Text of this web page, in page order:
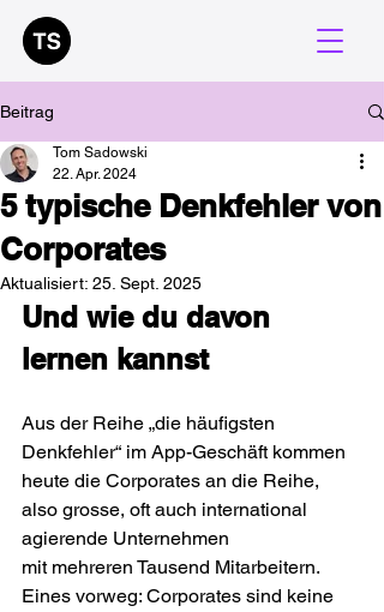
Beitrag
5 typische Denkfehler von
Corporates
Tom Sadowski
22. Apr. 2024
Aktualisiert: 25. Sept. 2025
Und wie du davon
lernen kannst
Aus der Reihe „die häufigsten
Denkfehler“ im App-Geschäft kommen
heute die Corporates an die Reihe,
also grosse, oft auch international
agierende Unternehmen
mit mehreren Tausend Mitarbeitern.
Eines vorweg: Corporates sind keine